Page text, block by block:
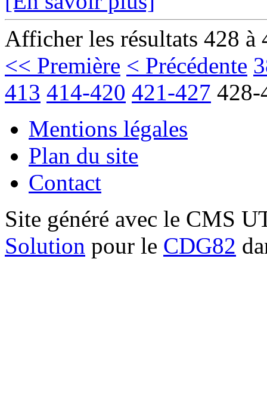
Afficher les résultats 428 à
<< Première < Précédente
413 414-420 421-427 428-
Mentions légales
Plan du site
Contact
Site généré avec le CMS
Solution pour le CDG82